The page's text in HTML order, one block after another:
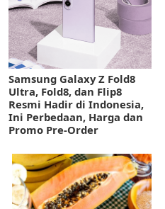
Samsung Galaxy Z Fold8
Ultra, Fold8, dan Flip8
Resmi Hadir di Indonesia,
Ini Perbedaan, Harga dan
Promo Pre-Order